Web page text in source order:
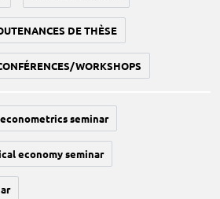
DE THÈSE
WORKSHOPS
seminar
economy seminar